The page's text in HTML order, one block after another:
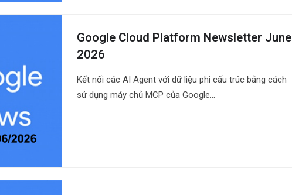
Google Cloud Platform Newsletter June
2026
Kết nối các AI Agent với dữ liệu phi cấu trúc bằng cách
sử dụng máy chủ MCP của Google…